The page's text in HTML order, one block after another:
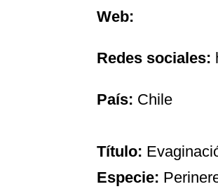
Web:
Redes sociales:
País: Chile
Título:
Especie: